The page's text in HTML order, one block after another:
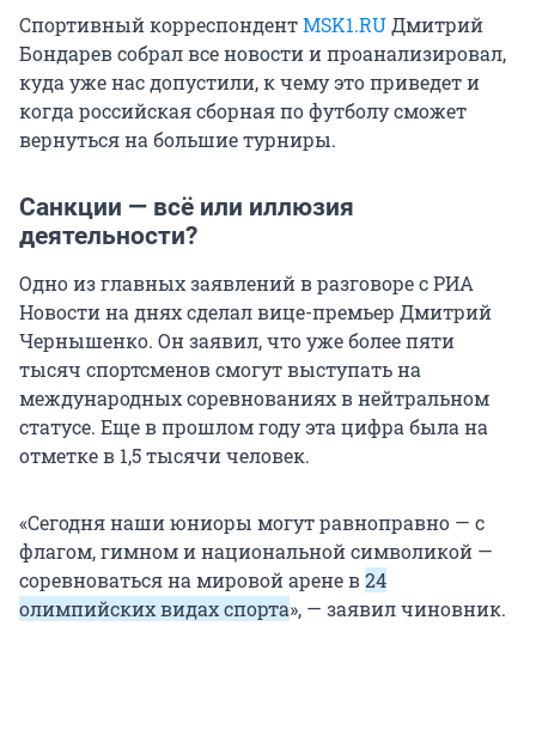
Спортивный корреспондентMSK1.RUДмитрий
Бондарев собрал все новости и проанализировал,
куда уже нас допустили, к чему это приведет и
когда российская сборная по футболу сможет
вернуться на большие турниры.
Санкции — всё или иллюзия
деятельности?
Одно из главных заявлений в разговоре с РИА
Новости на днях сделал вице-премьер Дмитрий
Чернышенко. Он заявил, что уже более пяти
тысяч спортсменов смогут выступать на
международных соревнованиях в нейтральном
статусе. Еще в прошлом году эта цифра была на
отметке в 1,5 тысячи человек.
«Сегодня наши юниоры могут равноправно — с
флагом, гимном и национальной символикой —
соревноваться на мировой арене в24
олимпийских видах спорта», — заявил чиновник.